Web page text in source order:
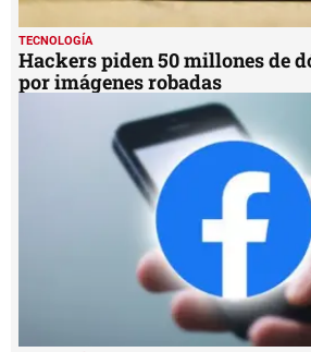
TECNOLOGÍA
Hackers piden 50 millones de
por imágenes robadas